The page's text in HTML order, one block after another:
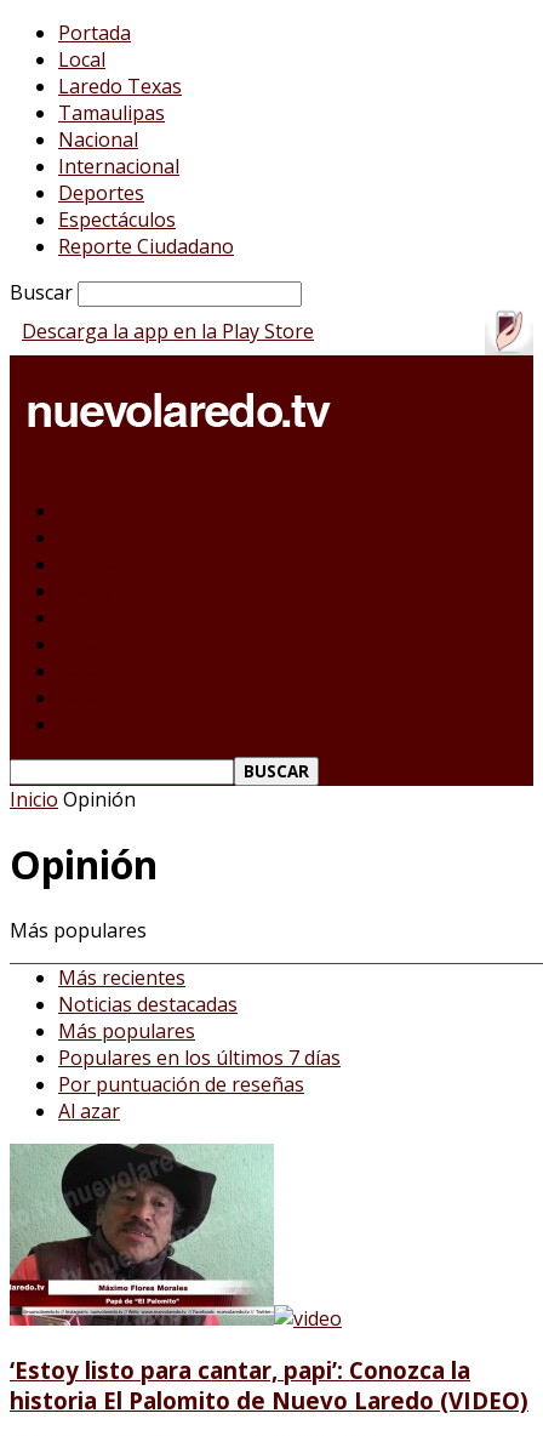
Portada
Local
Laredo Texas
Tamaulipas
Nacional
Internacional
Deportes
Espectáculos
Reporte Ciudadano
Buscar
Descarga la app en la Play Store
Inicio Opinión
Opinión
Más populares
Más recientes
Noticias destacadas
Más populares
Populares en los últimos 7 días
Por puntuación de reseñas
Al azar
‘Estoy listo para cantar, papi’: Conozca la
historia El Palomito de Nuevo Laredo (VIDEO)